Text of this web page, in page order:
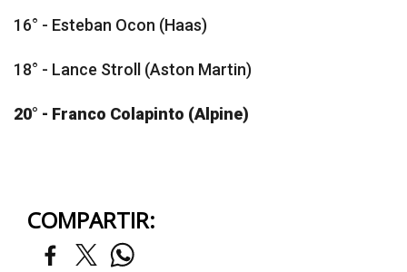
16° - Esteban Ocon (Haas)
18° - Lance Stroll (Aston Martin)
20° - Franco Colapinto (Alpine)
COMPARTIR: